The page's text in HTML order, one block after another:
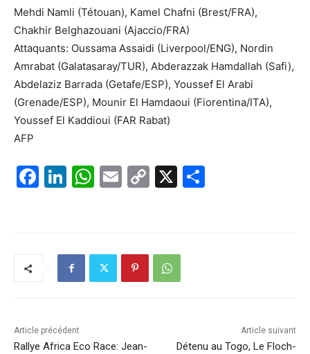
Mehdi Namli (Tétouan), Kamel Chafni (Brest/FRA),
Chakhir Belghazouani (Ajaccio/FRA)
Attaquants: Oussama Assaidi (Liverpool/ENG), Nordin
Amrabat (Galatasaray/TUR), Abderazzak Hamdallah (Safi),
Abdelaziz Barrada (Getafe/ESP), Youssef El Arabi
(Grenade/ESP), Mounir El Hamdaoui (Fiorentina/ITA),
Youssef El Kaddioui (FAR Rabat)
AFP
F
k
Li
dI
n
W
A
p
E
C
Li
n
X
Article précédent
Rallye Africa Eco Race: Jean-
Article suivant
Détenu au Togo, Le Floch-